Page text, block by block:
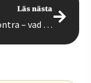
Läs nästa
Kundreskontra – vad är en kundreskontra och hur används den?